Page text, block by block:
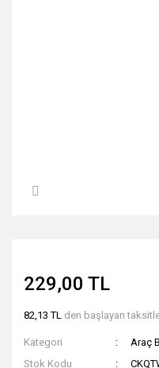
229,00 TL
82,13 TL den başlayan
Kategori
Araç
Stok Kodu